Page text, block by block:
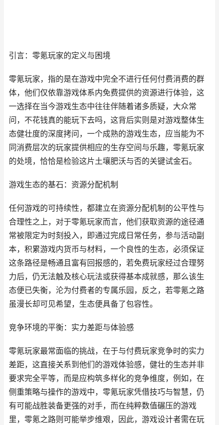
引言：零氪玩家的定义与困境
零氪玩家，指的是在游戏中完全不进行任何付费消费的群
体，他们仅依靠游戏体系内免费提供的资源进行体验，这
一选择在当今游戏生态中往往伴随着诸多质疑，大众常
问，不花钱真的能玩下去吗，这背后实则是对游戏整体生
态健壮度的深度拷问，一个成熟的游戏生态，应当能为不
同消费层次的玩家提供相应的生存空间与乐趣，零氪玩家
的处境，恰恰是检验这片土壤肥沃与否的关键试金石。
游戏生态的基石：资源分配机制
任何游戏的可持续性，都建立在资源分配机制的公平性与
合理性之上，对于零氪玩家而言，他们获取资源的途径通
常被限定为时刻投入，即通过完成日常任务，参与活动副
本，积累游戏内货币与材料，一个良性的生态，必须保证
这条路径是畅通且富有回报感的，若免费玩家经过合理努
力后，仍无法触及核心玩法或获得基本成就感，那么该生
态便已失衡，沦为付费者的专属乐园，反之，若零氪之路
虽漫长却可见希望，生态便具备了包容性。
竞争环境的平衡：实力差距与体验感
零氪玩家最常面临的挑战，在于与付费玩家竞争时的实力
差距，这直接关系到他们的游戏体验感，健壮的生态并非
要求完全平等，而是应构筑多样化的竞争维度，例如，在
侧重策略与操作的游戏中，零氪玩家凭借技巧与智慧，仍
有可能战胜装备更强的对手，而在纯粹数值碾压的游戏
里，零氪之路则可能举步维艰，因此，游戏设计者需在玩